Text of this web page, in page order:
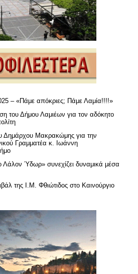
– «Πάμε απόκριες; Πάμε Λαμία!!!!»
του Δήμου Λαμιέων για τον αδόκητο
Δημάρχου Μακρακώμης για την
Γραμματέα κ. Ιωάννη
Ύδωρ» συνεχίζει δυναμικά μέσα
της Ι.Μ. Φθιώτιδος στο Καινούργιο